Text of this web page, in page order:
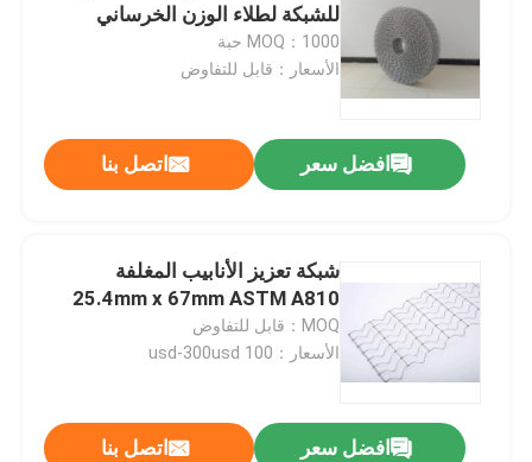
للشبكة لطلاء الوزن الخرساني
MOQ：1000 حبة
الأسعار：قابل للتفاوض
افضل سعر اتصل بنا
شبكة تعزيز الأنابيب المغلفة
25.4mm x 67mm ASTM A810
MOQ：قابل للتفاوض
الأسعار：100 usd-300usd
افضل سعر اتصل بنا